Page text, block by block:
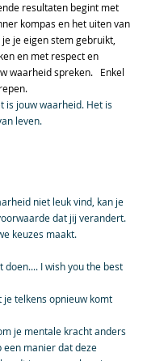
resultaten begint met
kompas en het uiten van
je eigen stem gebruikt,
en met respect en
waarheid spreken.   Enkel
is jouw waarheid. Het is
leven.
niet leuk vind, kan je
dat jij verandert.
keuzes maakt.
I wish you the best
je telkens opnieuw komt
je mentale kracht anders
een manier dat deze